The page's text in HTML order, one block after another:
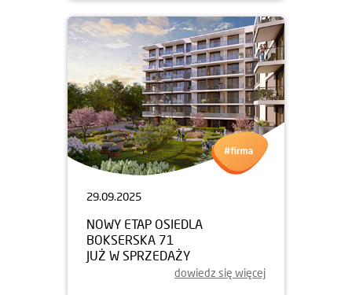
29.09.2025
NOWY ETAP OSIEDLA
BOKSERSKA 71
JUŻ W SPRZEDAŻY
dowiedz się więcej